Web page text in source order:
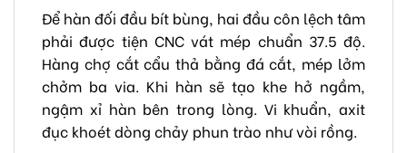
Để hàn đối đầu bít bùng, hai đầu côn lệch tâm
phải được tiện CNC vát mép chuẩn 37.5 độ.
Hàng chợ cắt cẩu thả bằng đá cắt, mép lởm
chởm ba via. Khi hàn sẽ tạo khe hở ngầm,
ngậm xỉ hàn bên trong lòng. Vi khuẩn, axit
đục khoét dòng chảy phun trào như vòi rồng.